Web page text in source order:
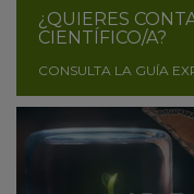
¿QUIERES
CIENTÍFICO/A?
CONSULTA LA GUÍA